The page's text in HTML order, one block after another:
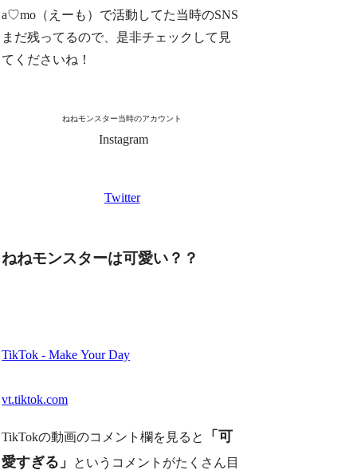
a♡mo（えーも）で活動してた当時のSNS
まだ残ってるので、是非チェックして見
てくださいね！
ねねモンスター当時のアカウント
Instagram
Twitter
ねねモンスターは可愛い？？
TikTok - Make Your Day
vt.tiktok.com
TikTokの動画のコメント欄を見ると
「可
愛すぎる」
というコメントがたくさん目